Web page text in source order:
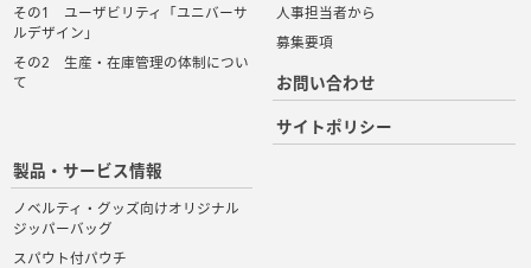
製品・サービス情報
ノベルティ・グッズ向けオリジナル
ジッパーバッグ
スパウト付パウチ
その1 ユーザビリティ「ユニバーサ
ルデザイン」
その2 生産・在庫管理の体制につい
て
人事担当者から
募集要項
お問い合わせ
サイトポリシー